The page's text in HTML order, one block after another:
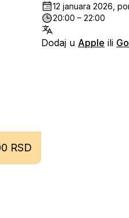
RSD
12 januara 2026,
20:00 – 22:00
Dodaj u Apple ili